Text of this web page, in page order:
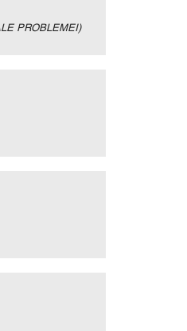
PROBLEMEI)